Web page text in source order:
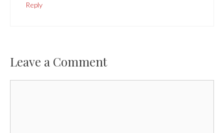
Reply
Leave a Comment